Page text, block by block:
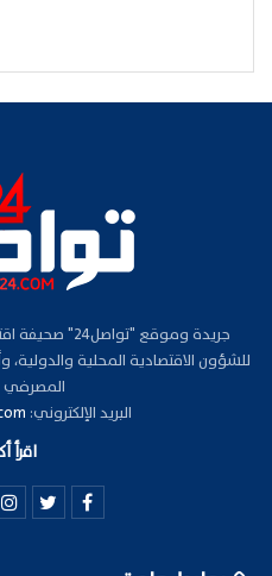
جريدة وموقع
للشؤون الاقتصادية المحلية والدولية،
المصرفي
البريد الإلكتروني:
اقرأ